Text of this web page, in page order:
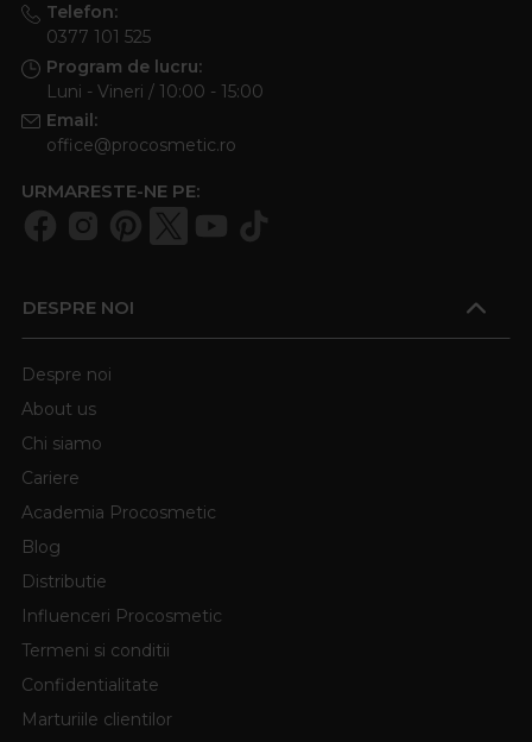
Telefon:
0377 101 525
Program de lucru:
Luni - Vineri / 10:00 - 15:00
Email:
office@procosmetic.ro
URMARESTE-NE PE:
DESPRE NOI
Despre noi
About us
Chi siamo
Cariere
Academia Procosmetic
Blog
Distributie
Influenceri Procosmetic
Termeni si conditii
Confidentialitate
Marturiile clientilor